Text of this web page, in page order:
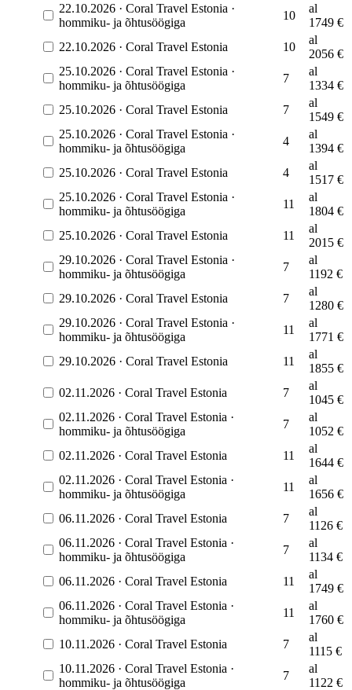
22.10.2026 · Coral Travel Estonia ·
hommiku- ja õhtusöögiga
10
al
1749 €
22.10.2026 · Coral Travel Estonia 10
al
2056 €
25.10.2026 · Coral Travel Estonia ·
hommiku- ja õhtusöögiga
7
al
1334 €
25.10.2026 · Coral Travel Estonia 7
al
1549 €
25.10.2026 · Coral Travel Estonia ·
hommiku- ja õhtusöögiga
4
al
1394 €
25.10.2026 · Coral Travel Estonia 4
al
1517 €
25.10.2026 · Coral Travel Estonia ·
hommiku- ja õhtusöögiga
11
al
1804 €
25.10.2026 · Coral Travel Estonia 11
al
2015 €
29.10.2026 · Coral Travel Estonia ·
hommiku- ja õhtusöögiga
7
al
1192 €
29.10.2026 · Coral Travel Estonia 7
al
1280 €
29.10.2026 · Coral Travel Estonia ·
hommiku- ja õhtusöögiga
11
al
1771 €
29.10.2026 · Coral Travel Estonia 11
al
1855 €
02.11.2026 · Coral Travel Estonia 7
al
1045 €
02.11.2026 · Coral Travel Estonia ·
hommiku- ja õhtusöögiga
7
al
1052 €
02.11.2026 · Coral Travel Estonia 11
al
1644 €
02.11.2026 · Coral Travel Estonia ·
hommiku- ja õhtusöögiga
11
al
1656 €
06.11.2026 · Coral Travel Estonia 7
al
1126 €
06.11.2026 · Coral Travel Estonia ·
hommiku- ja õhtusöögiga
7
al
1134 €
06.11.2026 · Coral Travel Estonia 11
al
1749 €
06.11.2026 · Coral Travel Estonia ·
hommiku- ja õhtusöögiga
11
al
1760 €
10.11.2026 · Coral Travel Estonia 7
al
1115 €
10.11.2026 · Coral Travel Estonia ·
hommiku- ja õhtusöögiga
7
al
1122 €